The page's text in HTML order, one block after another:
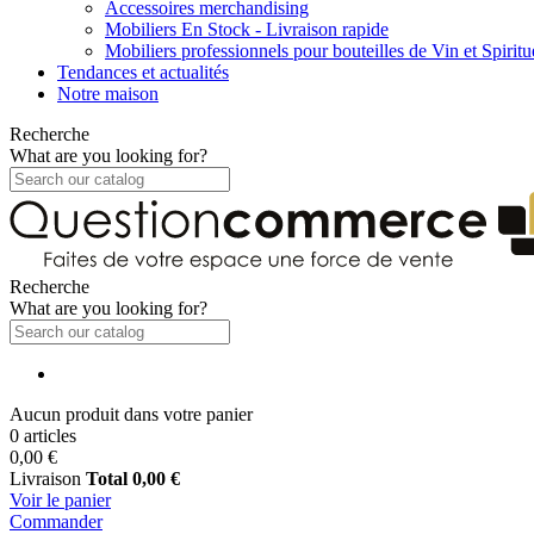
Accessoires merchandising
Mobiliers En Stock - Livraison rapide
Mobiliers professionnels pour bouteilles de Vin et
Tendances et actualités
Notre maison
Recherche
What are you looking for?
Recherche
What are you looking for?
Aucun produit dans votre panier
0 articles
0,00 €
Livraison Total 0,00 €
Voir le panier
Commander